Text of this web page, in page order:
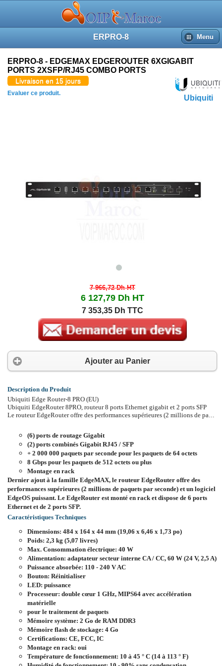
ERPRO-8 Menu
Ubiquiti
ERPRO-8 - EDGEMAX EDGEROUTER 6XGIGABIT
PORTS 2XSFP/RJ45 COMBO PORTS
Livraison en 15 jours
Evaluer ce produit.
7 966,72 DhHT
6 127,79 Dh HT
7 353,35 Dh TTC
Ajouter au Panier
Description du Produit
Ubiquiti Edge Router-8 PRO (EU)
Ubiquiti EdgeRouter 8PRO, routeur 8 ports Ethernet gigabit et 2 ports SFP
Le routeur EdgeRouter offre des performances supérieures (2 millions de paquets par seconde) et un logiciel EdgeOS puissant. Le EdgeRouter est monté en rack et dispose de 6 ports Ethernet et de 2 ports SFP.
(6) ports de routage Gigabit
(2) ports combinés Gigabit RJ45 / SFP
+ 2 000 000 paquets par seconde pour les paquets de 64 octets
8 Gbps pour les paquets de 512 octets ou plus
Montage en rack
Dernier ajout à la famille EdgeMAX, le routeur EdgeRouter offre des
performances supérieures (2 millions de paquets par seconde) et un logiciel
EdgeOS puissant. Le EdgeRouter est monté en rack et dispose de 6 ports
Ethernet et de 2 ports SFP.
Caractéristiques Techniques
Dimensions: 484 x 164 x 44 mm (19,06 x 6,46 x 1,73 po)
Poids: 2,3 kg (5,07 livres)
Max. Consommation électrique: 40 W
Alimentation: adaptateur secteur interne CA / CC, 60 W (24 V, 2,5 A)
Puissance absorbée: 110 - 240 V AC
Bouton: Réinitialiser
LED: puissance
Processeur: double cœur 1 GHz, MIPS64 avec accélération
matérielle
pour le traitement de paquets
Mémoire système: 2 Go de RAM DDR3
Mémoire flash de stockage: 4 Go
Certifications: CE, FCC, IC
Montage en rack: oui
Température de fonctionnement: 10 à 45 ° C (14 à 113 ° F)